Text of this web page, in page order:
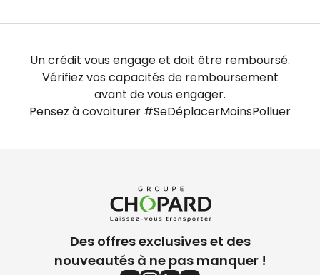
Un crédit vous engage et doit être remboursé.
Vérifiez vos capacités de remboursement
avant de vous engager.
Pensez à covoiturer #SeDéplacerMoinsPolluer
Des offres exclusives et des
nouveautés à ne pas manquer !